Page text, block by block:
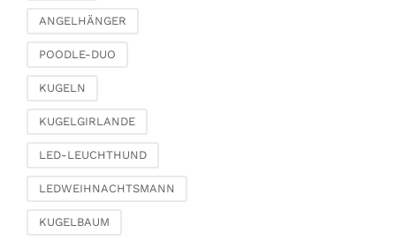
Vasen & Übertöpfe
Pokalschalen
Uhren, Spiegel &
Bilderrahmen
Schachteln & Truhen
ANGELHÄNGER
POODLE-DUO
KUGELN
KUGELGIRLANDE
LED-LEUCHTHUND
LEDWEIHNACHTSMANN
KUGELBAUM